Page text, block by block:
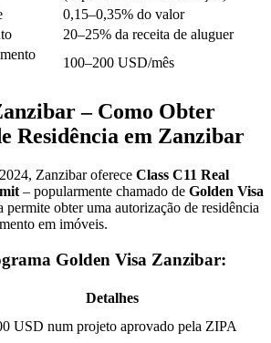
0,15–0,35% do valor
20–25% da receita de aluguer
100–200 USD/mês
– Como Obter
Residência em Zanzibar
Zanzibar oferece Class C11 Real
– popularmente chamado de Golden Visa
permite obter uma autorização de residência
em imóveis.
Golden Visa Zanzibar:
Detalhes
USD num projeto aprovado pela ZIPA